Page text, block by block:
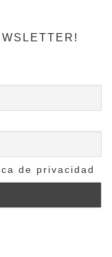
de privacidad